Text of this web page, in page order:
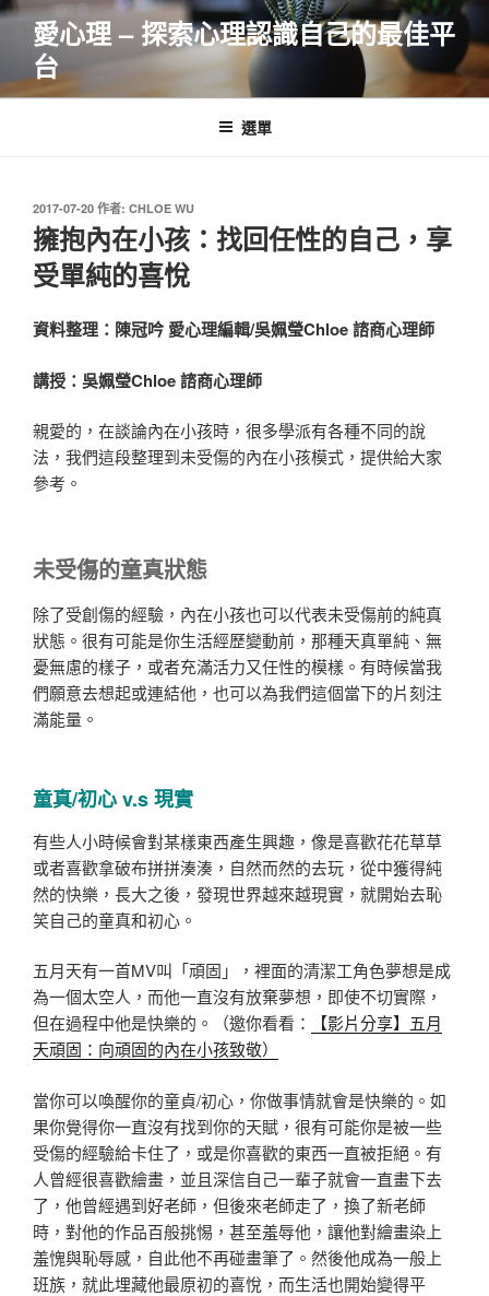
跳
要
愛心理 – 探索心理認識自己的最佳平
台
選單
發
佈
於
2017-07-20 作者: CHLOE WU
擁抱內在小孩：找回任性的自己，享
受單純的喜悅
資料整理：陳冠吟 愛心理編輯/吳姵瑩Chloe 諮商心理師
講授：吳姵瑩Chloe 諮商心理師
親愛的，在談論內在小孩時，很多學派有各種不同的說
法，我們這段整理到未受傷的內在小孩模式，提供給大家
參考。
未受傷的童真狀態
除了受創傷的經驗，內在小孩也可以代表未受傷前的純真
狀態。很有可能是你生活經歷變動前，那種天真單純、無
憂無慮的樣子，或者充滿活力又任性的模樣。有時候當我
們願意去想起或連結他，也可以為我們這個當下的片刻注
滿能量。
童真/初心 v.s 現實
有些人小時候會對某樣東西產生興趣，像是喜歡花花草草
或者喜歡拿破布拼拼湊湊，自然而然的去玩，從中獲得純
然的快樂，長大之後，發現世界越來越現實，就開始去恥
笑自己的童真和初心。
五月天有一首MV叫「頑固」，裡面的清潔工角色夢想是成
為一個太空人，而他一直沒有放棄夢想，即使不切實際，
但在過程中他是快樂的。（邀你看看：
【影片分享】五月
天頑固：向頑固的內在小孩致敬）
當你可以喚醒你的童貞/初心，你做事情就會是快樂的。如
果你覺得你一直沒有找到你的天賦，很有可能你是被一些
受傷的經驗給卡住了，或是你喜歡的東西一直被拒絕。有
人曾經很喜歡繪畫，並且深信自己一輩子就會一直畫下去
了，他曾經遇到好老師，但後來老師走了，換了新老師
時，對他的作品百般挑惕，甚至羞辱他，讓他對繪畫染上
羞愧與恥辱感，自此他不再碰畫筆了。然後他成為一般上
班族，就此埋藏他最原初的喜悅，而生活也開始變得平